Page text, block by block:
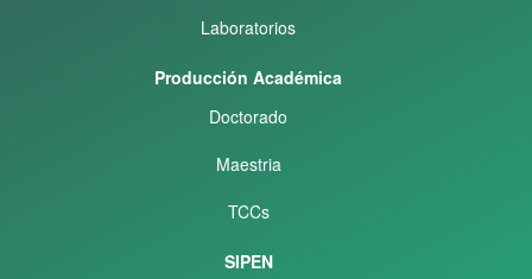
Laboratorios
Producción Académica
Doctorado
Maestria
TCCs
SIPEN